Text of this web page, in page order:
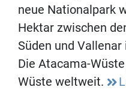
neue Nationalpark
Hektar zwischen
Süden und
Die Atacama-
Wüste weltweit.